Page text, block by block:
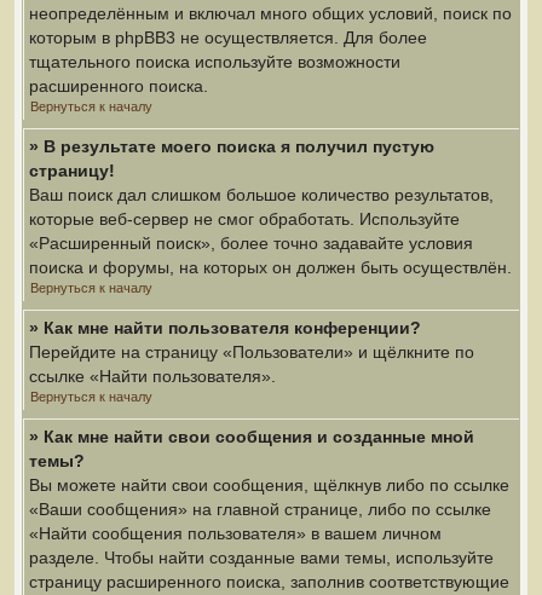
неопределённым и включал много общих условий, поиск по
которым в phpBB3 не осуществляется. Для более
тщательного поиска используйте возможности
расширенного поиска.
Вернуться к началу
» В результате моего поиска я получил пустую
страницу!
Ваш поиск дал слишком большое количество результатов,
которые веб-сервер не смог обработать. Используйте
«Расширенный поиск», более точно задавайте условия
поиска и форумы, на которых он должен быть осуществлён.
Вернуться к началу
» Как мне найти пользователя конференции?
Перейдите на страницу «Пользователи» и щёлкните по
ссылке «Найти пользователя».
Вернуться к началу
» Как мне найти свои сообщения и созданные мной
темы?
Вы можете найти свои сообщения, щёлкнув либо по ссылке
«Ваши сообщения» на главной странице, либо по ссылке
«Найти сообщения пользователя» в вашем личном
разделе. Чтобы найти созданные вами темы, используйте
страницу расширенного поиска, заполнив соответствующие